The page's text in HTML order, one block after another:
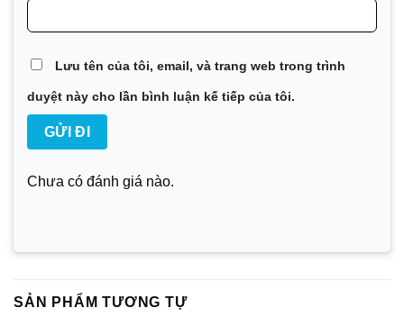
Lưu tên của tôi, email, và trang web trong trình
duyệt này cho lần bình luận kế tiếp của tôi.
Chưa có đánh giá nào.
SẢN PHẨM TƯƠNG TỰ